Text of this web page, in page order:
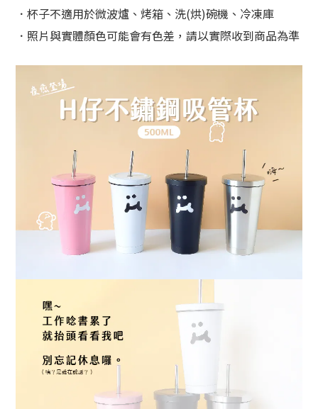
． 杯子不適用於微波爐、烤箱、洗(烘)碗機、冷凍庫
． 照片與實體顏色可能會有色差，請以實際收到商品為準